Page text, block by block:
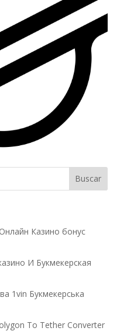
Казино бонус
И Букмекерская
1vin Букмекерська
To Tether Converter